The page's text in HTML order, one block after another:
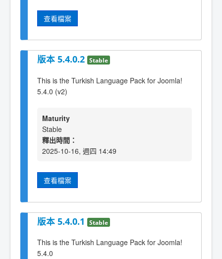
查看檔案
版本 5.4.0.2 Stable
This is the Turkish Language Pack for Joomla!
5.4.0 (v2)
Maturity
Stable
釋出時間：
2025-10-16, 週四 14:49
查看檔案
版本 5.4.0.1 Stable
This is the Turkish Language Pack for Joomla!
5.4.0